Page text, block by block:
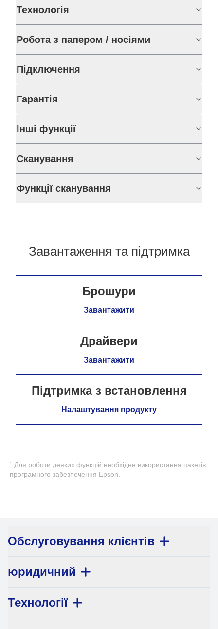
Технологія
Робота з папером / носіями
Підключення
Гарантія
Інші функції
Сканування
Функції сканування
Завантаження та підтримка
Брошури
Завантажити
Драйвери
Завантажити
Підтримка з встановлення
Налаштування продукту
¹ Для роботи деяких функцій необхідне використання пакетів
програмного забезпечення Epson.
Обслуговування клієнтів
юридичний
Технології